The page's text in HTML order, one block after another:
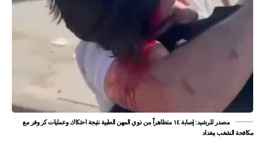
مصدر للرشيد: إصابة ١٤ متظاهراً من ذوي المهن الطبية نتيجة احتكاك وعمليات كر وفر مع
مكافحة الشغب ببغداد